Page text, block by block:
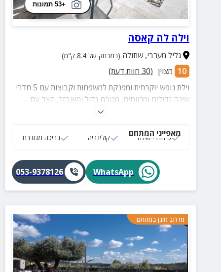
+53 תמונות
וילה לה קאסה
גליל מערבי,שתולה (במרחק של 8.4 ק"מ)
10 מצוין (
30 חוות דעת)
וילת נופש יוקרתית ומפנקת למשפחות וקבוצות עם 5 חדרי
שינה גדולים ומרווחים, מטבח גדול ומאובזר, חצר עם
בריכה מרעננת, ג'קוזי, טאבון אפייה, מנגל, פינות ישיבה
מאפייני המתחם
5 חדרי שינה קולינריה בריכה מגודרת
WhatsApp
053-9378126
מרחב מוגן במתחם